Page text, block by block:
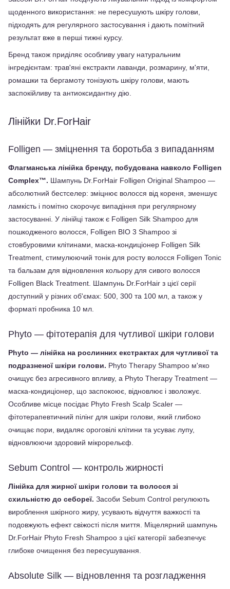
щоденного використання: не пересушують шкіру голови,
підходять для регулярного застосування і дають помітний
результат вже в перші тижні курсу.
Бренд також приділяє особливу увагу натуральним
інгредієнтам: трав'яні екстракти лаванди, розмарину, м'яти,
ромашки та бергамоту тонізують шкіру голови, мають
заспокійливу та антиоксидантну дію.
Лінійки Dr.ForHair
Folligen — зміцнення та боротьба з випаданням
Флагманська лінійка бренду, побудована навколо Folligen
Complex™. Шампунь Dr.ForHair Folligen Original Shampoo —
абсолютний бестселер: зміцнює волосся від кореня, зменшує
ламкість і помітно скорочує випадіння при регулярному
застосуванні. У лінійці також є Folligen Silk Shampoo для
пошкодженого волосся, Folligen BIO 3 Shampoo зі
стовбуровими клітинами, маска-кондиціонер Folligen Silk
Treatment, стимулюючий тонік для росту волосся Folligen Tonic
та бальзам для відновлення кольору для сивого волосся
Folligen Black Treatment. Шампунь Dr.ForHair з цієї серії
доступний у різних об'ємах: 500, 300 та 100 мл, а також у
форматі пробника 10 мл.
Phyto — фітотерапія для чутливої шкіри голови
Phyto — лінійка на рослинних екстрактах для чутливої та
подразненої шкіри голови. Phyto Therapy Shampoo м'яко
очищує без агресивного впливу, а Phyto Therapy Treatment —
маска-кондиціонер, що заспокоює, відновлює і зволожує.
Особливе місце посідає Phyto Fresh Scalp Scaler —
фітотерапевтичний пілінг для шкіри голови, який глибоко
очищає пори, видаляє ороговілі клітини та усуває лупу,
відновлюючи здоровий мікрорельєф.
Sebum Control — контроль жирності
Лінійка для жирної шкіри голови та волосся зі
схильністю до себореї. Засоби Sebum Control регулюють
вироблення шкірного жиру, усувають відчуття важкості та
подовжують ефект свіжості після миття. Міцелярний шампунь
Dr.ForHair Phyto Fresh Shampoo з цієї категорії забезпечує
глибоке очищення без пересушування.
Absolute Silk — відновлення та розгладження